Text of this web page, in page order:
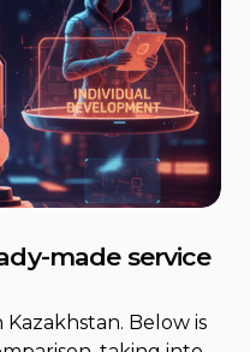
made service
Below is